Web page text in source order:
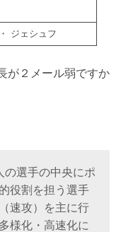
ジェシュフ
が２メール弱ですか
の選手の中央にポ
役割を担う選手
（速攻）を主に行
様化・高速化に